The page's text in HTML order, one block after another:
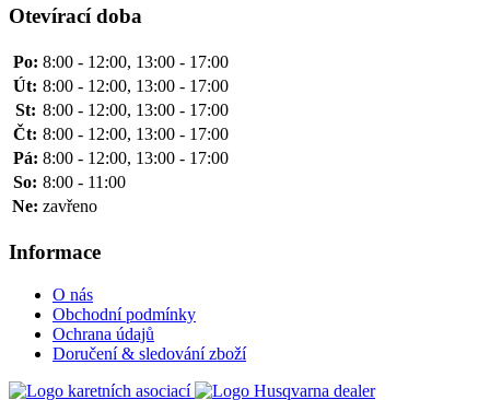
Otevírací doba
Po: 8:00 - 12:00, 13:00 - 17:00
Út: 8:00 - 12:00, 13:00 - 17:00
St: 8:00 - 12:00, 13:00 - 17:00
Čt: 8:00 - 12:00, 13:00 - 17:00
Pá: 8:00 - 12:00, 13:00 - 17:00
So: 8:00 - 11:00
Ne: zavřeno
Informace
O nás
Obchodní podmínky
Ochrana údajů
Doručení & sledování zboží